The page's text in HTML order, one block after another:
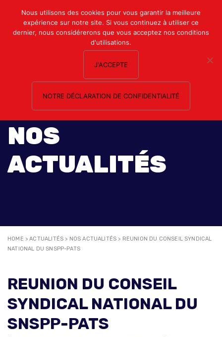
Mon compte
Nous contacter
NOS
ACTUALITÉS
HOME >ACTUALITÉS > NOS ACTUALITÉS > REUNION DU CONSEIL SYNDICAL
NATIONAL DU SNSPP-PATS
REUNION DU CONSEIL
SYNDICAL NATIONAL DU
SNSPP-PATS
Nous utilisons des cookies pour vous garantir la meilleure
expérience sur notre site. Si vous continuez à utiliser ce
dernier, nous considérerons que vous acceptez nos conditions
d'utilisations.
J'ACCEPTE
NOTRE DÉCLARATION DE CONFIDENTIALITÉ